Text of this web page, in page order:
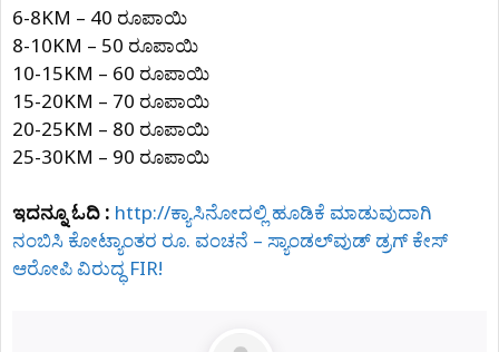
6-8KM – 40 ರೂಪಾಯಿ
8-10KM – 50 ರೂಪಾಯಿ
10-15KM – 60 ರೂಪಾಯಿ
15-20KM – 70 ರೂಪಾಯಿ
20-25KM – 80 ರೂಪಾಯಿ
25-30KM – 90 ರೂಪಾಯಿ
ಇದನ್ನೂ ಓದಿ : http://ಕ್ಯಾಸಿನೋದಲ್ಲಿ ಹೂಡಿಕೆ‌ ಮಾಡುವುದಾಗಿ
ನಂಬಿಸಿ ಕೋಟ್ಯಾಂತರ ರೂ. ವಂಚನೆ – ಸ್ಯಾಂಡಲ್​ವುಡ್ ಡ್ರಗ್ ಕೇಸ್
ಆರೋಪಿ ವಿರುದ್ಧ FIR!